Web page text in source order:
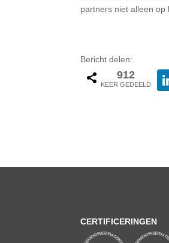
partners niet alleen op
Bericht delen:
912
KEER GEDEELD
CERTIFICERINGEN